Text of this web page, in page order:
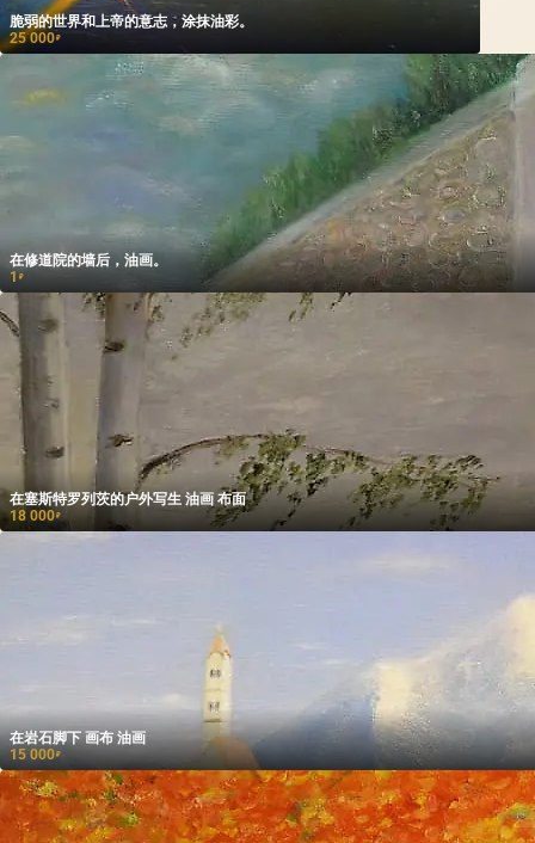
脆弱的世界和上帝的意志，涂抹油彩。
25 000₽
在修道院的墙后，油画。
1₽
在塞斯特罗列茨的户外写生 油画 布面
18 000₽
在岩石脚下 画布 油画
15 000₽